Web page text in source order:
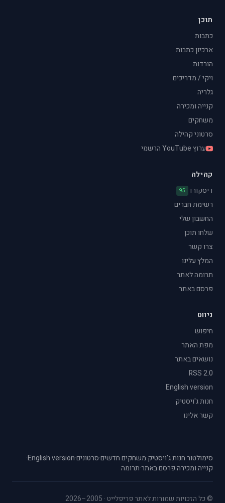
תוכן
כתבות
ארכיון כתבות
הורדות
ויקי / מדריכים
גלריה
קנייה ומכירה
משחקים
סרטוני קהילה
ערוץ YouTube הרשמי
קהילה
דיסקורד 95
רשימת חברים
החשבון שלי
שלחו תוכן
צרו קשר
המלץ עלינו
תרומה לאתר
פרסם באתר
ניווט
חיפוש
מפת האתר
נושאים באתר
RSS 2.0
English version
חנות ג'ויסטיק
קשר אלינו
סימולטור·חנות ג'ויסטיק·משחקים חדשים·סרטונים·
English version
·
קנייה ומכירה·פרסם באתר·תרומה
© כל הזכויות שמורות לאתר פריפלייט · 2005–2026